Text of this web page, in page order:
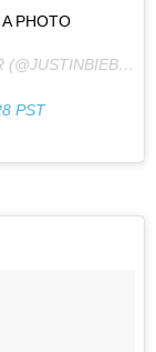
PHOTO
UN VÍDEO PUBLICADO POR JUSTIN BIEBER (@JUSTINBIEBER) EL
PST